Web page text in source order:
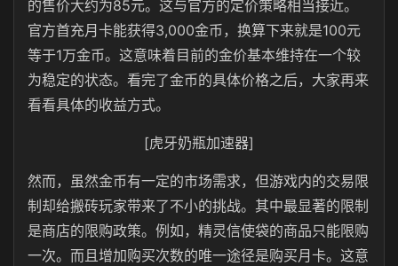
的售价大约为85元。这与官方的定价策略相当接近。
官方首充月卡能获得3,000金币，换算下来就是100元
等于1万金币。这意味着目前的金价基本维持在一个较
为稳定的状态。看完了金币的具体价格之后，大家再来
看看具体的收益方式。
[虎牙奶瓶加速器]
然而，虽然金币有一定的市场需求，但游戏内的交易限
制却给搬砖玩家带来了不小的挑战。其中最显著的限制
是商店的限购政策。例如，精灵信使袋的商品只能限购
一次。而且增加购买次数的唯一途径是购买月卡。这意